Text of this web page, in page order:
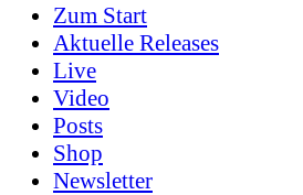
Zum Start
Aktuelle Releases
Live
Video
Posts
Shop
News­letter